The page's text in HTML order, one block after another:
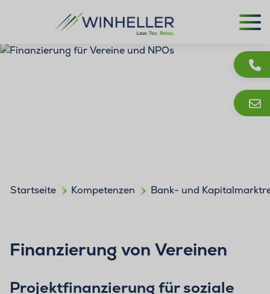
Startseite Kompetenzen Bank- und
Finanzierung von Vereinen
Projektfinanzierung für soziale